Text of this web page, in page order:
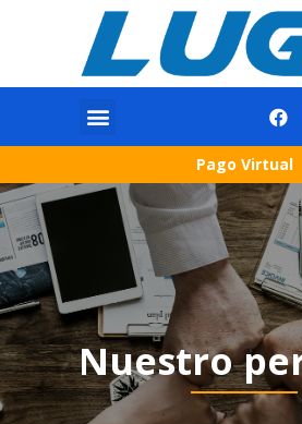
Pago Virtual
Nuestro